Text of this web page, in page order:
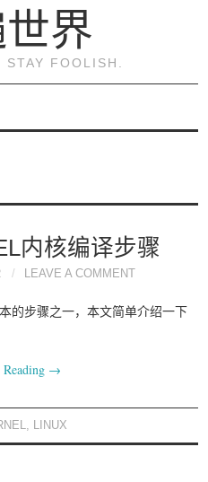
界
STAY FOOLISH.
内核编译步骤
LEAVE A COMMENT
的步骤之一，本文简单介绍一下
→
LINUX